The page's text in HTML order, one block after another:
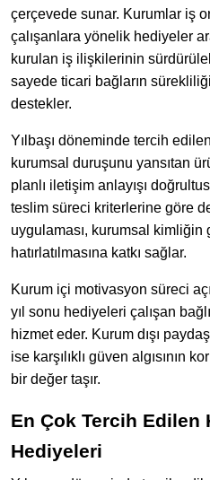
çerçevede sunar. Kurumlar iş
çalışanlara yönelik hediyeler
kurulan iş ilişkilerinin
sayede ticari bağların
destekler.
Yılbaşı döneminde tercih
kurumsal duruşunu yansıtan
planlı iletişim anlayışı
teslim süreci kriterlerine göre
uygulaması, kurumsal kimliğin
hatırlatılmasına katkı sağlar.
Kurum içi motivasyon süreci
yıl sonu hediyeleri çalışan
hizmet eder. Kurum dışı
ise karşılıklı güven algısının
bir değer taşır.
En Çok Tercih Edilen
Hediyeleri